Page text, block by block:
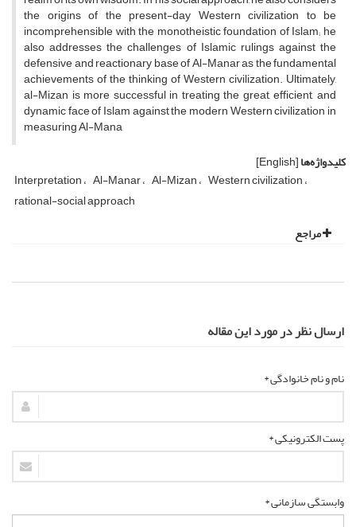
the origins of the present-day Western civilization to be
incomprehensible with the monotheistic foundation of Islam; he
also addresses the challenges of Islamic rulings against the
defensive and reactionary base of Al-Manar as the fundamental
achievements of the thinking of Western civilization. Ultimately,
al-Mizan is more successful in treating the great, efficient, and
dynamic face of Islam against the modern Western civilization in
measuring Al-Mana
کلیدواژه‌ها[English]
Interpretation Al-Manar Al-Mizan Western civilization
rational-social approach
مراجع
ارسال نظر در مورد این مقاله
نام و نام خانوادگی *
پست الکترونیکی *
وابستگی سازمانی *